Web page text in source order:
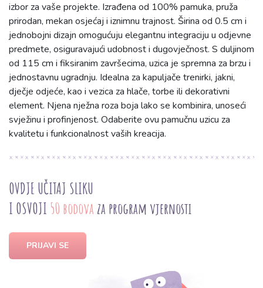
izbor za vaše projekte. Izrađena od 100% pamuka, pruža
prirodan, mekan osjećaj i iznimnu trajnost. Širina od 0.5 cm i
jednobojni dizajn omogućuju elegantnu integraciju u odjevne
predmete, osiguravajući udobnost i dugovječnost. S duljinom
od 115 cm i fiksiranim završecima, uzica je spremna za brzu i
jednostavnu ugradnju. Idealna za kapuljače trenirki, jakni,
dječje odjeće, kao i vezica za hlače, torbe ili dekorativni
element. Njena nježna roza boja lako se kombinira, unoseći
svježinu i profinjenost. Odaberite ovu pamučnu uzicu za
kvalitetu i funkcionalnost vaših kreacija.
OVDJE UČITAJ SLIKU
I OSVOJI 50 bodova za program vjernosti
PRIJAVI SE